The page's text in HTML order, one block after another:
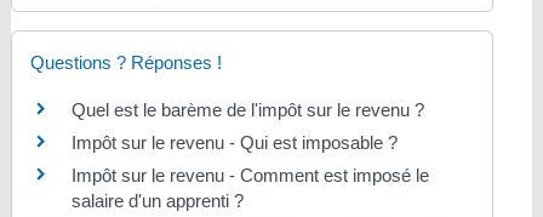
Questions ? Réponses !
Quel est le barème de l'impôt sur le revenu ?
Impôt sur le revenu - Qui est imposable ?
Impôt sur le revenu - Comment est imposé le
salaire d'un apprenti ?